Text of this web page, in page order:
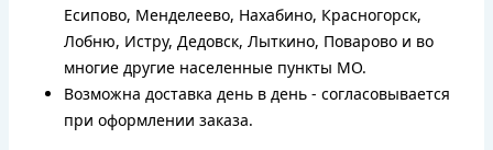
Есипово, Менделеево, Нахабино, Красногорск,
Лобню, Истру, Дедовск, Лыткино, Поварово и во
многие другие населенные пункты МО.
Возможна доставка день в день - согласовывается
при оформлении заказа.